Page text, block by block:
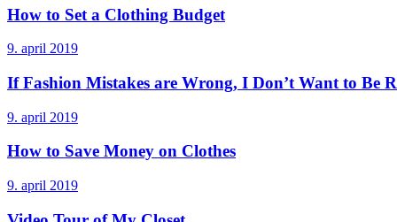
How to Set a Clothing Budget
9. april 2019
If Fashion Mistakes are Wrong, I Don’t Want to Be
9. april 2019
How to Save Money on Clothes
9. april 2019